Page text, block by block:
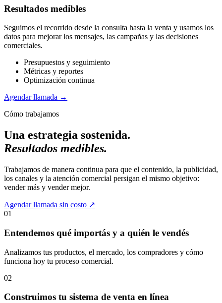
Resultados medibles
Seguimos el recorrido desde la consulta hasta la venta y usamos los
datos para mejorar los mensajes, las campañas y las decisiones
comerciales.
Presupuestos y seguimiento
Métricas y reportes
Optimización continua
Agendar llamada →
Cómo trabajamos
Una estrategia sostenida.
Resultados medibles.
Trabajamos de manera continua para que el contenido, la publicidad,
los canales y la atención comercial persigan el mismo objetivo:
vender más y vender mejor.
Agendar llamada sin costo ↗
01
Entendemos qué importás y a quién le vendés
Analizamos tus productos, el mercado, los compradores y cómo
funciona hoy tu proceso comercial.
02
Construimos tu sistema de venta en línea